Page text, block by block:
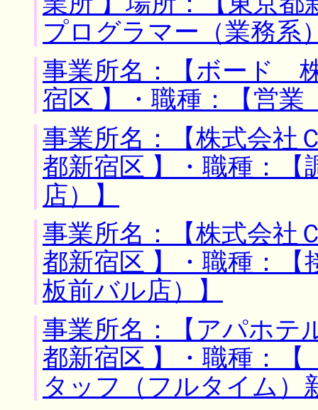
プログラマー（業務
事業所名：【ボード
宿区 】・職種：【営
事業所名：【株式会社
都新宿区 】・職種：
店）】
事業所名：【株式会社
都新宿区 】・職種：
板前バル店）】
事業所名：【アパホ
都新宿区 】・職種：
タッフ（フルタイム）